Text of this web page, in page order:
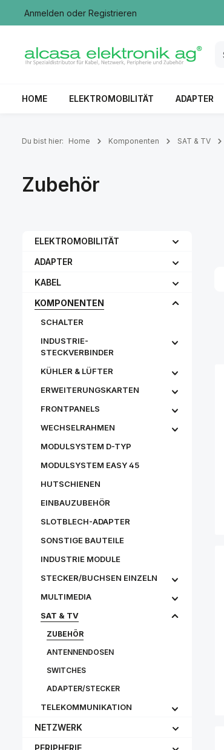
Zur Hauptnavigation springen
Anmelden oder Registrieren
HOME ELEKTROMOBILITÄT ADAPTER
Du bist hier: Home Komponenten SAT & TV
Zubehör
ELEKTROMOBILITÄT
ADAPTER
KABEL
KOMPONENTEN
SCHALTER
INDUSTRIE-
STECKVERBINDER
KÜHLER & LÜFTER
ERWEITERUNGSKARTEN
FRONTPANELS
WECHSELRAHMEN
MODULSYSTEM D-TYP
MODULSYSTEM EASY 45
HUTSCHIENEN
EINBAUZUBEHÖR
SLOTBLECH-ADAPTER
SONSTIGE BAUTEILE
INDUSTRIE MODULE
STECKER/BUCHSEN EINZELN
MULTIMEDIA
SAT & TV
ZUBEHÖR
ANTENNENDOSEN
SWITCHES
ADAPTER/STECKER
TELEKOMMUNIKATION
NETZWERK
PERIPHERIE